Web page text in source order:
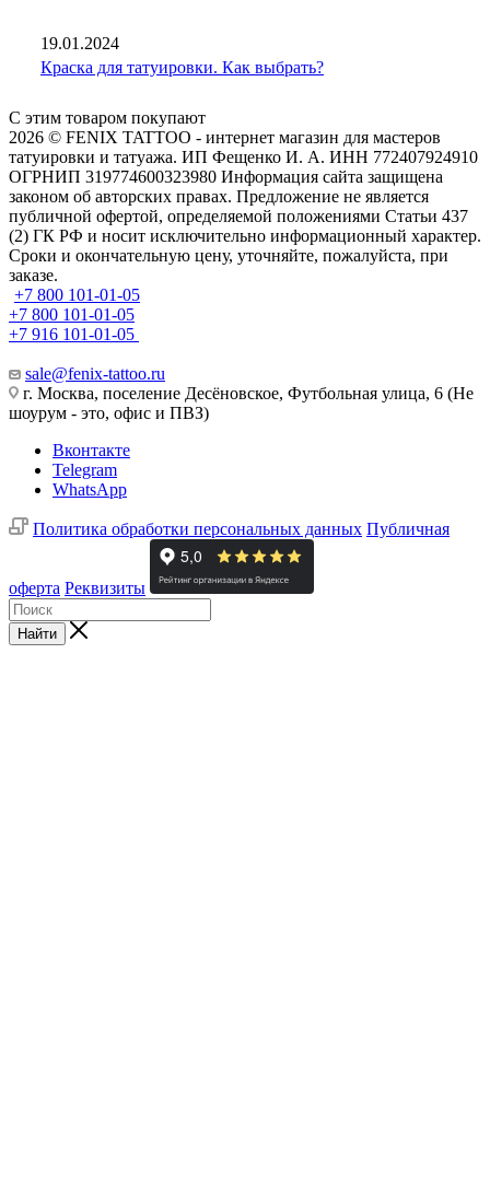
19.01.2024
Краска для татуировки. Как выбрать?
С этим товаром покупают
2026 © FENIX TATTOO - интернет магазин для мастеров
татуировки и татуажа. ИП Фещенко И. А. ИНН 772407924910
ОГРНИП 319774600323980 Информация сайта защищена
законом об авторских правах. Предложение не является
публичной офертой, определяемой положениями Статьи 437
(2) ГК РФ и носит исключительно информационный характер.
Сроки и окончательную цену, уточняйте, пожалуйста, при
заказе.
+7 800 101-01-05
+7 800 101-01-05
+7 916 101-01-05
sale@fenix-tattoo.ru
г. Москва, поселение Десёновское, Футбольная улица, 6 (Не
шоурум - это, офис и ПВЗ)
Вконтакте
Telegram
WhatsApp
Политика обработки персональных данных Публичная
оферта Реквизиты
Найти